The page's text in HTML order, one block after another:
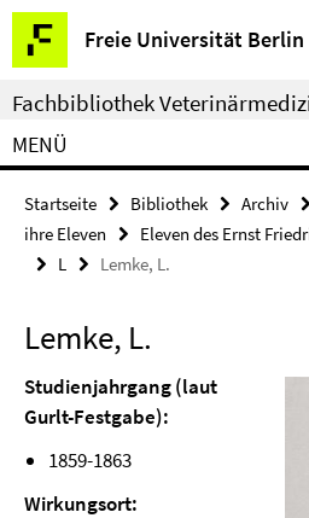
Springe
direkt
zu
Inhalt
Freie Universität Berlin
Service-
Navigation
Fachbibliothek
MENÜ
Startseite Bibliothek Archiv
ihre Eleven
Eleven des Ernst
L
Lemke, L.
Lemke, L.
Studienjahrgang (laut
Gurlt-Festgabe):
1859-1863
Wirkungsort: